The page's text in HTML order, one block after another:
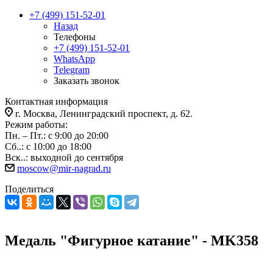
+7 (499) 151-52-01
Назад
Телефоны
+7 (499) 151-52-01
WhatsApp
Telegram
Заказать звонок
Контактная информация
г. Москва, Ленинградский проспект, д. 62.
Режим работы:
Пн. – Пт.: с 9:00 до 20:00
Сб..: с 10:00 до 18:00
Вск..: выходной до сентября
moscow@mir-nagrad.ru
Поделиться
Медаль "Фигурное катание" - MK358